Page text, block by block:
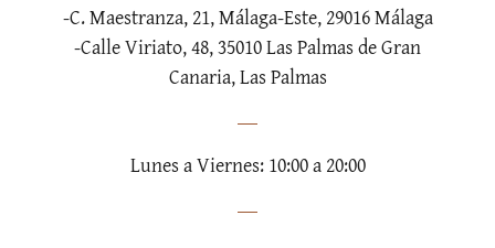
-C. Maestranza, 21, Málaga-Este, 29016 Málaga
-Calle Viriato, 48, 35010 Las Palmas de Gran
Canaria, Las Palmas
Lunes a Viernes: 10:00 a 20:00